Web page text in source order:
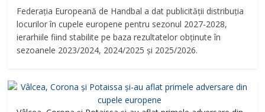
Federația Europeană de Handbal a dat publicității distribuția
locurilor în cupele europene pentru sezonul 2027-2028,
ierarhiile fiind stabilite pe baza rezultatelor obținute în
sezoanele 2023/2024, 2024/2025 și 2025/2026.